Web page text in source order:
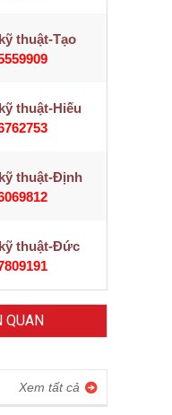
thuật-Tạo
thuật-Hiếu
thuật-Định
thuật-Đức
QUAN
Xem tất cả